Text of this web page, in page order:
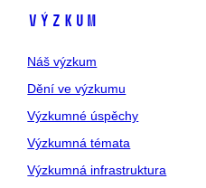
Výzkum
Náš výzkum
Dění ve výzkumu
Výzkumné úspěchy
Výzkumná témata
Výzkumná infrastruktura